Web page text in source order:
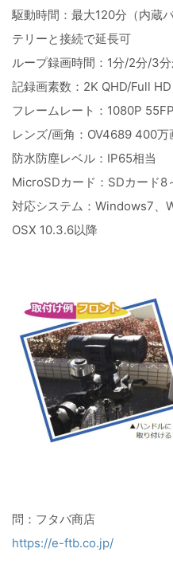
駆動時間：最大120分（内蔵
テリーと接続で延長可
ループ録画時間：1分/2分/3
記録画素数：2K QHD/Full
フレームレート：1080P
レンズ/画角：OV4689 400万
防水防塵レベル：IP65相当
MicroSDカード：SDカード8
対応システム：Windows7、
OSX 10.3.6以降
問：フタバ商店
https://e-ftb.co.jp/